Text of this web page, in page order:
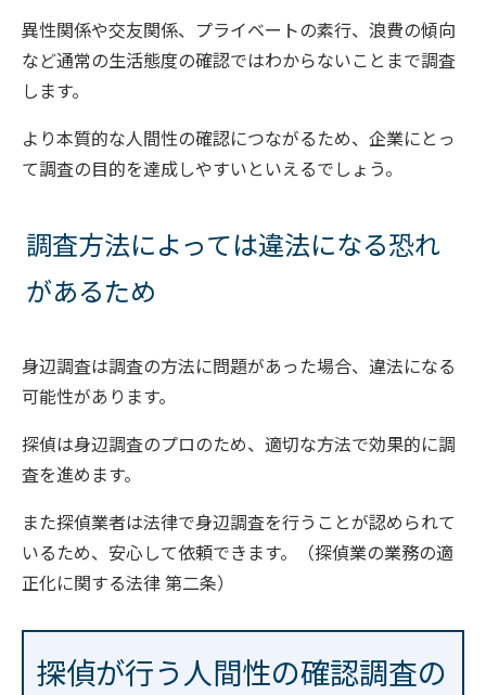
異性関係や交友関係、プライベートの素行、浪費の傾向
など通常の生活態度の確認ではわからないことまで調査
します。
より本質的な人間性の確認につながるため、企業にとっ
て調査の目的を達成しやすいといえるでしょう。
調査方法によっては違法になる恐れ
があるため
身辺調査は調査の方法に問題があった場合、違法になる
可能性があります。
探偵は身辺調査のプロのため、適切な方法で効果的に調
査を進めます。
また探偵業者は法律で身辺調査を行うことが認められて
いるため、安心して依頼できます。（探偵業の業務の適
正化に関する法律 第二条）
探偵が行う人間性の確認調査の